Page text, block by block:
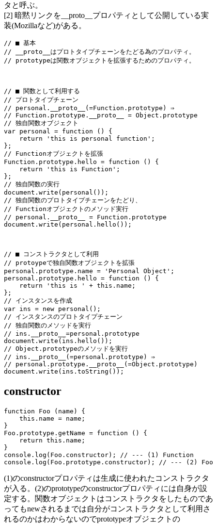
タと呼ぶ。
[2] 暗黙リンクを__proto__プロパティとして公開している実
装(Mozillaなど)がある。
// ■ 基本
// __proto__はプロトタイプチェーンをたどる為のプロパティ。
// prototypeは関数オブジェクトを拡張するためのプロパティ。
// ■ 関数として利用する
// プロトタイプチェーン
// personal.__proto__(=Function.prototype) ⇒
// Function.prototype.__proto__ = Object.prototype
// 独自関数オブジェクト
var personal = function () {
    return 'this is personal function';
};
// Functionオブジェクトを拡張
Function.prototype.hello = function () {
    return 'this is Function';
};
// 独自関数の実行
document.write(personal());
// 独自関数のプロトタイプチェーンをたどり、
// Functionオブジェクトのメソッド実行
// personal.__proto__ = Function.prototype
document.write(personal.hello());
// ■ コンストラクタとして利用
// protoypeで独自関数オブジェクトを拡張
personal.prototype.name = 'Personal Object';
personal.prototype.hello = function () {
    return 'this is ' + this.name;
};
// インスタンスを作成
var ins = new personal();
// インスタンスのプロトタイプチェーン
// 独自関数のメソッドを実行
// ins.__proto__=personal.prototype
document.write(ins.hello());
// Object.prototypeのメソッドを実行
// ins.__proto__(=personal.prototype) ⇒
// personal.prototype.__proto__(=Object.prototype)
constructor
function Foo (name) {
    this.name = name;
}
Foo.prototype.getName = function () {
    return this.name;
}
console.log(Foo.constructor); // --- (1) Function
(1)のconstructorプロパティは生成に使われたコンストラクタ
が入る。(2)のprototypeのconstructorプロパティには自身が設
定する。関数オブジェクトはコンストラクタをしたものであ
ってもnewされるまでは自分がコンストラクタとして利用さ
れるのかはわからないのでprototypeオブジェクトの